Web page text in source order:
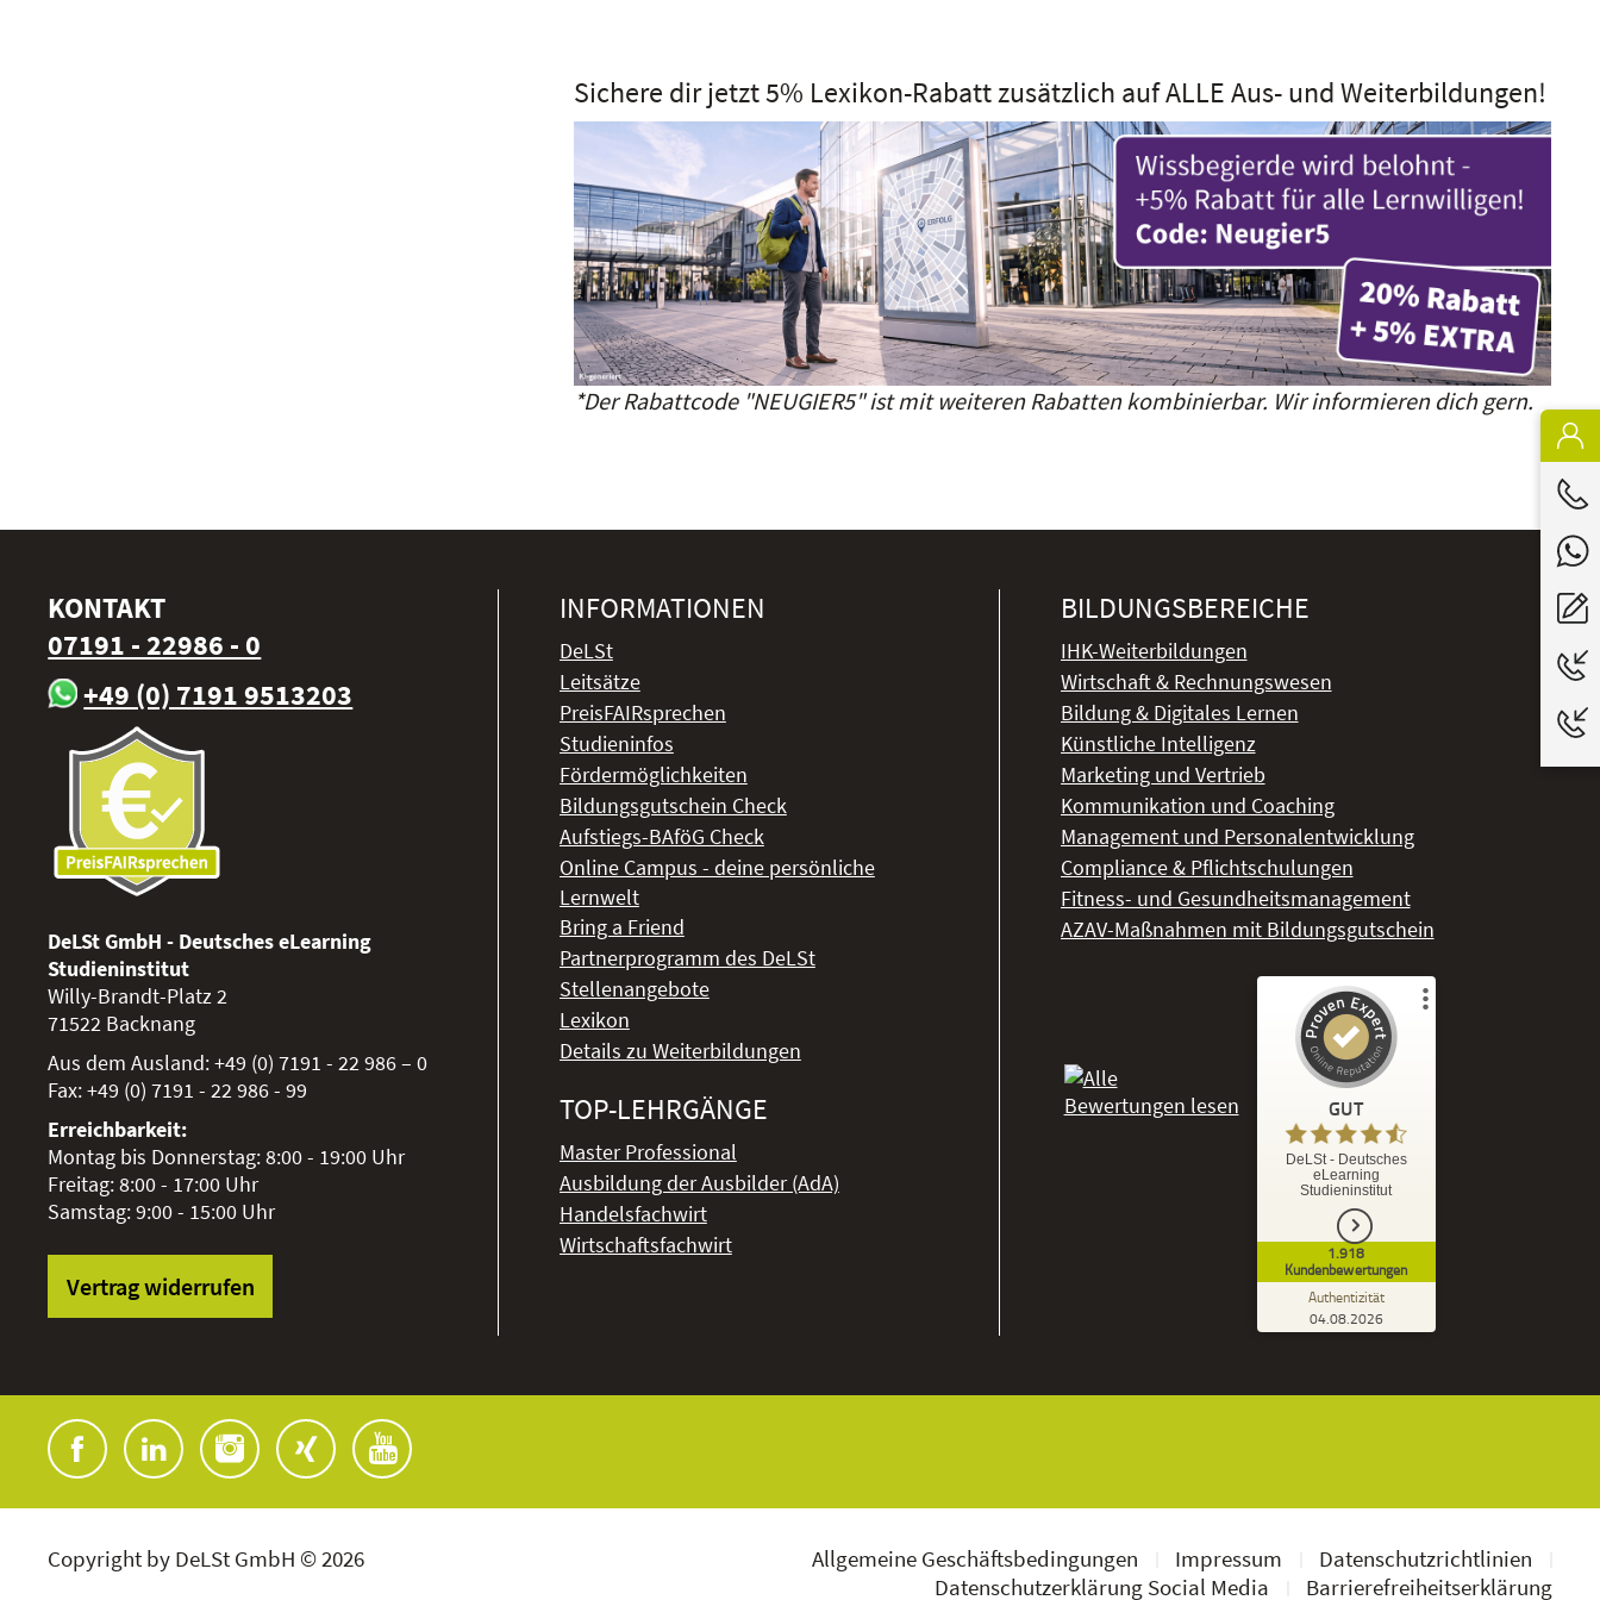
Sichere dir jetzt 5% Lexikon-Rabatt zusätzlich auf ALLE Aus- und Weiterbildungen!
*Der Rabattcode "NEUGIER5" ist mit weiteren Rabatten kombinierbar. Wir informieren dich gern.
KONTAKT
07191 - 22986 - 0
+49 (0) 7191 9513203
DeLSt GmbH - Deutsches eLearning
Studieninstitut
Willy-Brandt-Platz 2
71522 Backnang
Aus dem Ausland:+49 (0) 7191 - 22 986 – 0
Fax:+49 (0) 7191 - 22 986 - 99
Erreichbarkeit:
Montag bis Donnerstag: 8:00 - 19:00 Uhr
Freitag: 8:00 - 17:00 Uhr
Samstag: 9:00 - 15:00 Uhr
Vertrag widerrufen
INFORMATIONEN
DeLSt
Leitsätze
PreisFAIRsprechen
Studieninfos
Fördermöglichkeiten
Bildungsgutschein Check
Aufstiegs-BAföG Check
Online Campus - deine persönliche
Lernwelt
Bring a Friend
Partnerprogramm des DeLSt
Stellenangebote
Lexikon
Details zu Weiterbildungen
TOP-LEHRGÄNGE
Master Professional
Ausbildung der Ausbilder (AdA)
Handelsfachwirt
Wirtschaftsfachwirt
BILDUNGSBEREICHE
IHK-Weiterbildungen
Wirtschaft & Rechnungswesen
Bildung & Digitales Lernen
Künstliche Intelligenz
Marketing und Vertrieb
Kommunikation und Coaching
Management und Personalentwicklung
Compliance & Pflichtschulungen
Fitness- und Gesundheitsmanagement
AZAV-Maßnahmen mit Bildungsgutschein
GUT
DeLSt - Deutsches
eLearning
Studieninstitut
1.918
Kundenbewertungen
Authentizität
04.08.2026
Kundenbewertungen und Erfahrungen zu
DeLSt - Deutsches eLearning Studieninstitut
ProvenExpert.com
ProvenExpert.com
1.827
Bewertungen von
Copyright by DeLSt GmbH © 2026 Allgemeine Geschäftsbedingungen Impressum
Datenschutzrichtlinien
Datenschutzerklärung Social Media
Barrierefreiheitserklärung